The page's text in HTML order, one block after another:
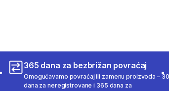
365 dana za bezbrižan povraćaj
Omogućavamo povraćaj ili zamenu proizvoda – 30
dana za neregistrovane i 365 dana za